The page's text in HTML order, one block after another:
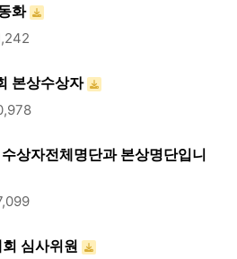
화
본상수상자
상자전체명단과 본상명단입니
심사위원